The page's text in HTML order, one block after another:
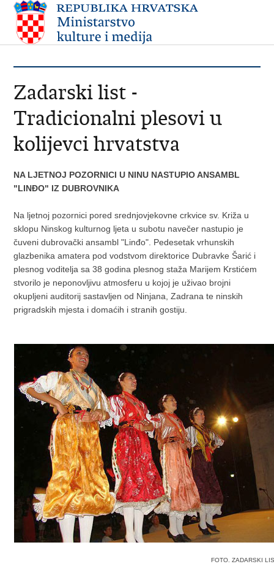
Zadarski list -
Tradicionalni plesovi u
kolijevci hrvatstva
NA LJETNOJ POZORNICI U NINU NASTUPIO ANSAMBL
"LINĐO" IZ DUBROVNIKA
Na ljetnoj pozornici pored srednjovjekovne crkvice sv. Križa u
sklopu Ninskog kulturnog ljeta u subotu navečer nastupio je
čuveni dubrovački ansambl "Linđo". Pedesetak vrhunskih
glazbenika amatera pod vodstvom direktorice Dubravke Šarić i
plesnog voditelja sa 38 godina plesnog staža Marijem Krstićem
stvorilo je neponovljivu atmosferu u kojoj je uživao brojni
okupljeni auditorij sastavljen od Ninjana, Zadrana te ninskih
prigradskih mjesta i domaćih i stranih gostiju.
FOTO. ZADARSKI